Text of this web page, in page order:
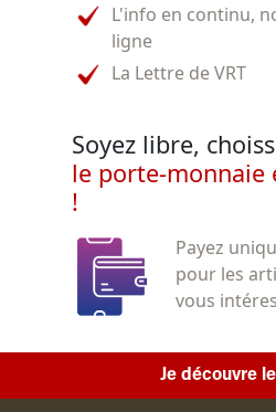
L'info en continu,
ligne
La Lettre de VRT
Soyez libre,
le porte-monnaie
!
Payez
pour les
vous
Je découvre